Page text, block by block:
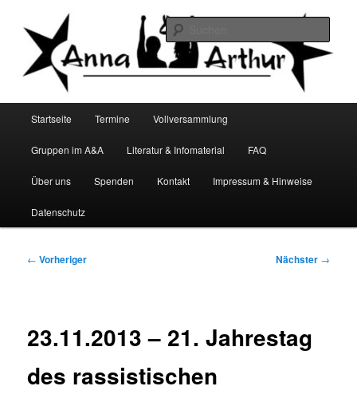
primären
springenAnna&Arthur
Startseite Termine Vollversammlung
Gruppen im A&A Literatur & Infomaterial FAQ
Über uns Spenden Kontakt Impressum & Hinweise
Datenschutz
Beitragsnavigation
← Vorheriger Nächster →
23.11.2013 – 21. Jahrestag
des rassistischen